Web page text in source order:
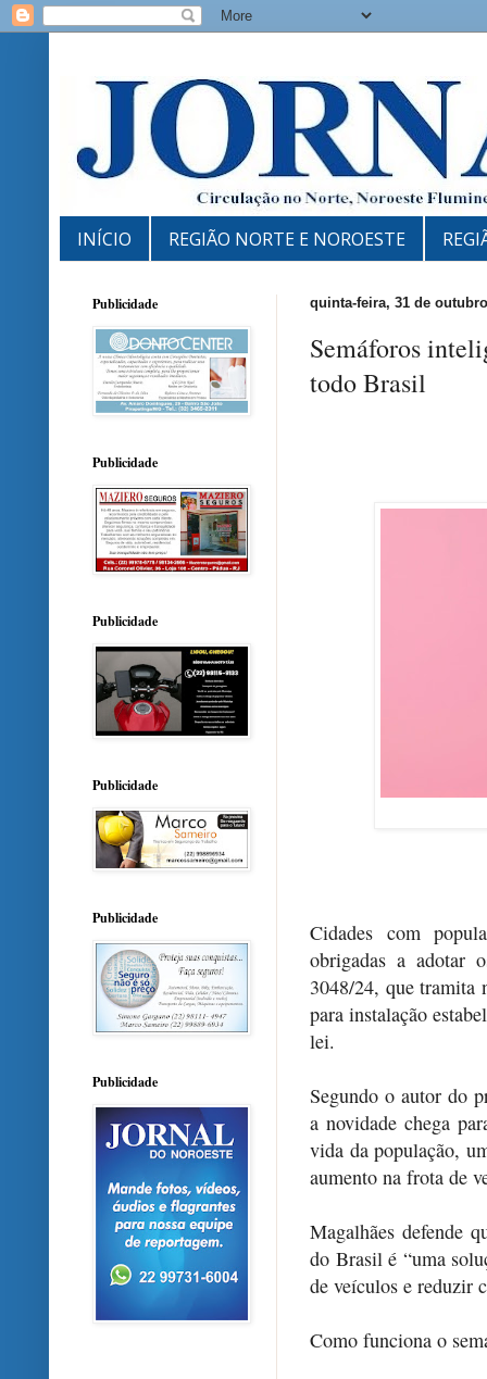
INÍCIO REGIÃO NORTE E NOROESTE
quinta-feira, 31 de
Semáforos
todo Brasil
Cidades com
obrigadas a adotar
3048/24, que tramita
para instalação
lei.
Segundo o autor do
a novidade chega
vida da população,
aumento na frota de
Magalhães defende
do Brasil é “uma
de veículos e reduzir
Como funciona o
Publicidade
Publicidade
Publicidade
Publicidade
Publicidade
Publicidade